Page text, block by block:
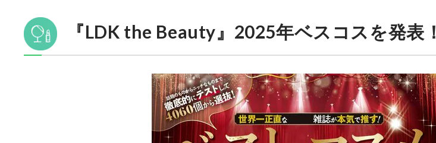
『LDK the Beauty』2025年ベスコスを発表！